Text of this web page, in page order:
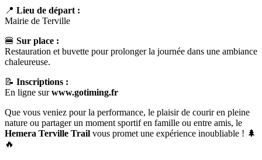
📍 Lieu de départ :
Mairie de Terville
🍔 Sur place :
Restauration et buvette pour prolonger la journée dans une ambiance
chaleureuse.
📝 Inscriptions :
En ligne surwww.gotiming.fr
Que vous veniez pour la performance, le plaisir de courir en pleine
nature ou partager un moment sportif en famille ou entre amis, le
Hemera Terville Trail vous promet une expérience inoubliable ! 🌲
🔥